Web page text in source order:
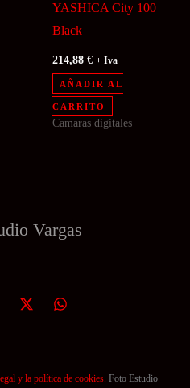
YASHICA City 100
Black
214,88€ + Iva
AÑADIR AL
CARRITO
Camaras digitales
Vargas
y la política de cookies. Foto Estudio